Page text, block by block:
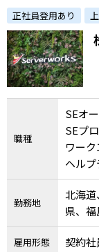
る方を幅広く
ョンを提案し
正社員登用あり
職種
SEオ
SEプ
ワー
ヘルプ
勤務地
北海
県、
千葉
川県、
雇用形態 契約